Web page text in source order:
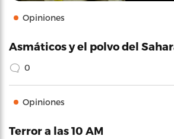
Opiniones
Asmáticos y el polvo del
0
Opiniones
Terror a las 10 AM